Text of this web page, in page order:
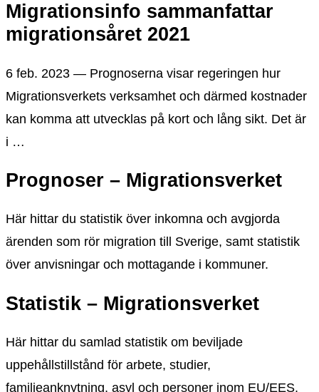
Migrationsinfo sammanfattar
migrationsåret 2021
6 feb. 2023 — Prognoserna visar regeringen hur
Migrationsverkets verksamhet och därmed kostnader
kan komma att utvecklas på kort och lång sikt. Det är
i …
Prognoser – Migrationsverket
Här hittar du statistik över inkomna och avgjorda
ärenden som rör migration till Sverige, samt statistik
över anvisningar och mottagande i kommuner.
Statistik – Migrationsverket
Här hittar du samlad statistik om beviljade
uppehållstillstånd för arbete, studier,
familjeanknytning, asyl och personer inom EU/EES.